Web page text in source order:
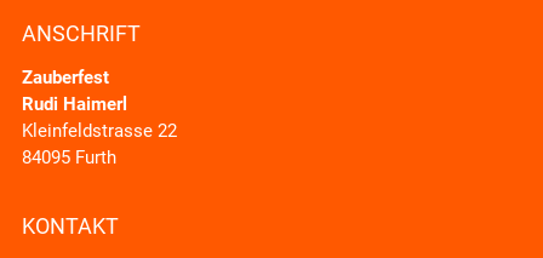
ANSCHRIFT
Zauberfest
Rudi Haimerl
Kleinfeldstrasse 22
84095 Furth
KONTAKT